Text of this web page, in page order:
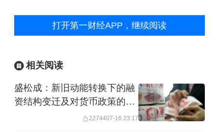
10年期主力合约涨0.09%报108.840元，
年期主力合约涨0.04%报102.596元。
现券方面，银行间主要利率债收益率普
遍下行。截至18:00左右，30年期国债活
打开第一财经APP，继续阅读
相关阅读
盛松成：新旧动能转换下的融
资结构变迁及对货币政策的思
2274407-16 23:17